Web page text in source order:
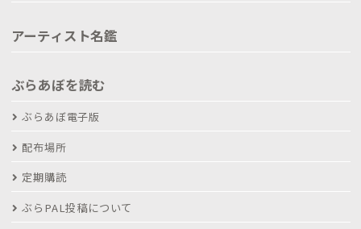
アーティスト名鑑
ぶらあぼを読む
ぶらあぼ電子版
配布場所
定期購読
ぶらPAL投稿について